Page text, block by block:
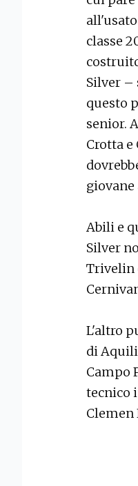
classe
Silver –
questo
senior.
Crotta
giovane
Abili e
Silver
Trivelin
L'altro
di
Campo
tecnico